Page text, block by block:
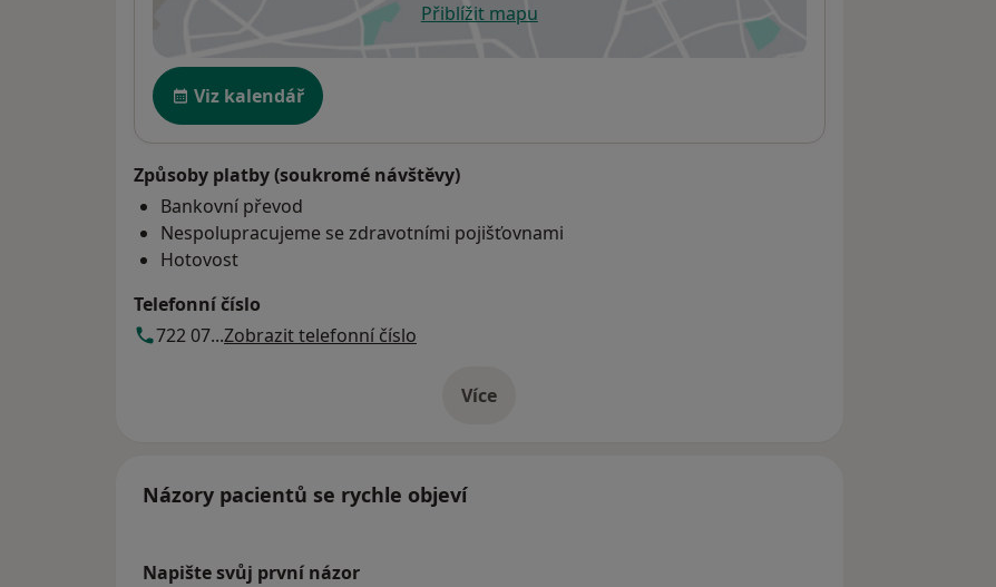
Přiblížit mapuse otevře v nové záložce
Dostupnost
Viz kalendář
Způsoby platby (soukromé návštěvy)
Bankovní převod
Nespolupracujeme se zdravotními pojišťovnami
Hotovost
Telefonní číslo
722 07...Zobrazit telefonní číslo
Víceo adrese
Názory pacientů se rychle objeví
Napište svůj první názor